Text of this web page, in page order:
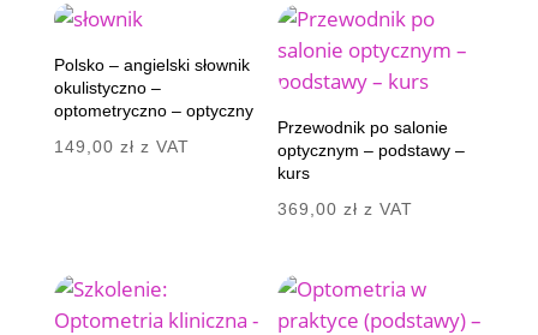
Polsko – angielski słownik
okulistyczno –
optometryczno – optyczny
149,00 zł z VAT
Przewodnik po salonie
optycznym – podstawy –
kurs
369,00zł z VAT